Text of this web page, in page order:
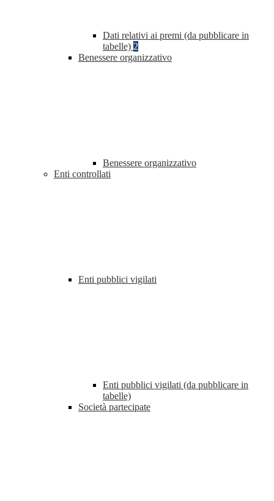
Dati relativi ai premi (da pubblicare in
tabelle) 2
Benessere organizzativo
Benessere organizzativo
Enti controllati
Enti pubblici vigilati
Enti pubblici vigilati (da pubblicare in
tabelle)
Società partecipate